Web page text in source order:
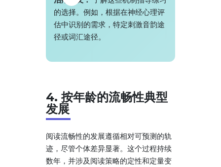
的选择。例如，根据在神经心理评
估中识别的需求，特定刺激音韵途
径或词汇途径。
4. 按年龄的流畅性典型
发展
阅读流畅性的发展遵循相对可预测的轨
迹，尽管个体差异显著。这个过程持续
数年，并涉及阅读策略的定性和定量变